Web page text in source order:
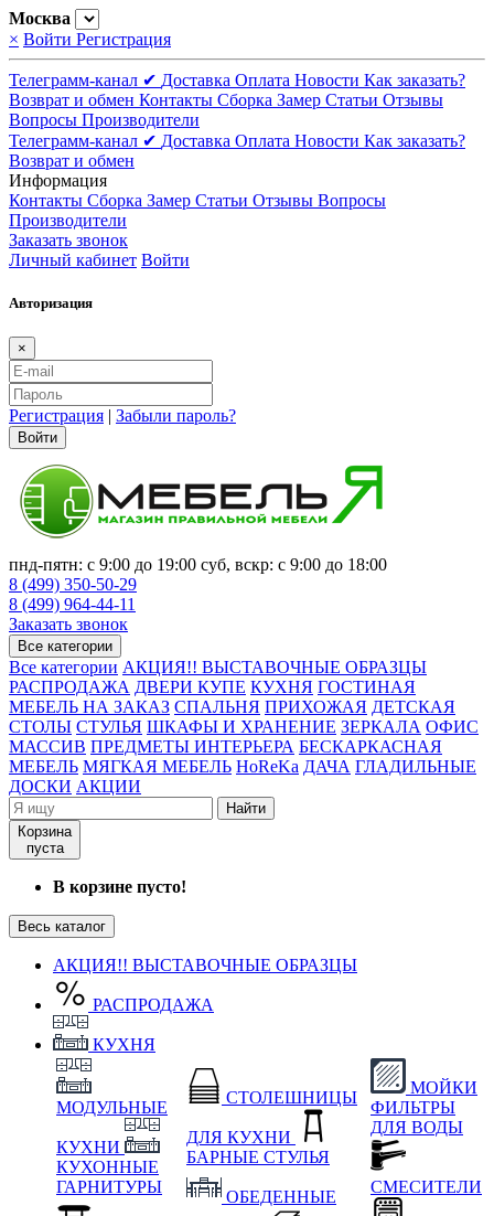
Москва
× Войти Регистрация
Телеграмм-канал ✔ Доставка Оплата Новости Как заказать?
Возврат и обмен Контакты Сборка Замер Статьи Отзывы
Вопросы Производители
Телеграмм-канал ✔ Доставка Оплата Новости Как заказать?
Возврат и обмен
Информация
Контакты Сборка Замер Статьи Отзывы Вопросы
Производители
Заказать звонок
Личный кабинет Войти
Авторизация
×
Регистрация | Забыли пароль?
Войти
пнд-пятн: с 9:00 до 19:00 суб, вскр: с 9:00 до 18:00
8 (499) 350-50-29
8 (499) 964-44-11
Заказать звонок
Все категории
Все категории АКЦИЯ!! ВЫСТАВОЧНЫЕ ОБРАЗЦЫ
РАСПРОДАЖА ДВЕРИ КУПЕ КУХНЯ ГОСТИНАЯ
МЕБЕЛЬ НА ЗАКАЗ СПАЛЬНЯ ПРИХОЖАЯ ДЕТСКАЯ
СТОЛЫ СТУЛЬЯ ШКАФЫ И ХРАНЕНИЕ ЗЕРКАЛА ОФИС
МАССИВ ПРЕДМЕТЫ ИНТЕРЬЕРА БЕСКАРКАСНАЯ
МЕБЕЛЬ МЯГКАЯ МЕБЕЛЬ HoReKa ДАЧА ГЛАДИЛЬНЫЕ
ДОСКИ АКЦИИ
Найти
Корзина
пуста
В корзине пусто!
Весь каталог
АКЦИЯ!! ВЫСТАВОЧНЫЕ ОБРАЗЦЫ
РАСПРОДАЖА
КУХНЯ
МОДУЛЬНЫЕ
КУХНИ
КУХОННЫЕ
ГАРНИТУРЫ
СТОЛЕШНИЦЫ
ДЛЯ КУХНИ
БАРНЫЕ СТУЛЬЯ
ОБЕДЕННЫЕ
МОЙКИ
ФИЛЬТРЫ
ДЛЯ ВОДЫ
СМЕСИТЕЛИ